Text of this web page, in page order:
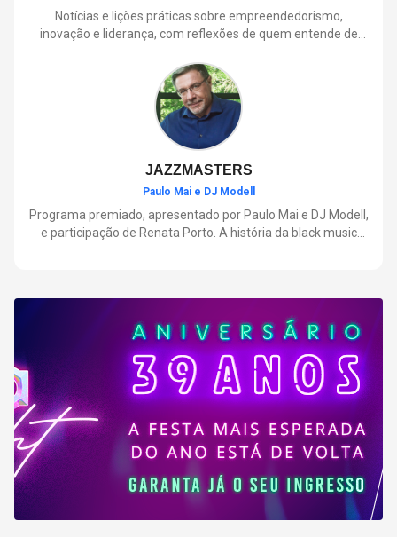
Notícias e lições práticas sobre empreendedorismo,
inovação e liderança, com reflexões de quem entende de
JAZZMASTERS
Paulo Mai e DJ Modell
Programa premiado, apresentado por Paulo Mai e DJ Modell,
e participação de Renata Porto. A história da black music